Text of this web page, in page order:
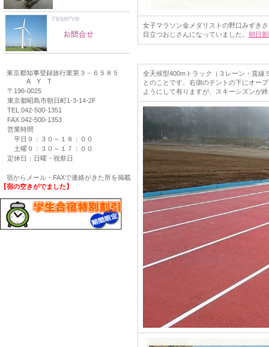
女子マラソン金メダリストの野口みずき
目立つおじさんになっていました。 朝日
全天候型400mトラック（３レーン・直線
とのことです。右側のテントの下にオー
ようにして有りますが、スキーシズンが
東京都知事登録旅行業第３－６５８５
A Y T
〒196-0025
東京都昭島市朝日町1-3-14-2F
TEL.042-500-1351
FAX.042-500-1353
営業時間
平日９：３０～１８：００
土曜９：３０～１７：００
定休日：日曜・祝祭日
宿からメール・FAXで連絡がきた所を掲載
【宿の空きがでました】